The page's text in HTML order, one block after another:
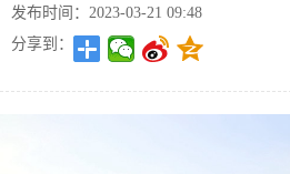
发布时间：2023-03-21 09:48
分享到：